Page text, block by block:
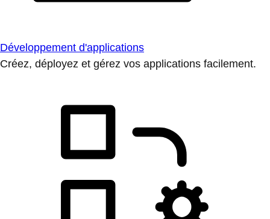
Développement d'applications
Créez, déployez et gérez vos applications facilement.